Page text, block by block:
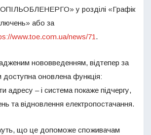
у розділі «Графік
або за
www.toe.com.ua/news/71 .
нововведенням, відтепер за
оновлена функція:
адресу – і система покаже підчергу,
та відновлення електропостачання.
що це допоможе споживачам